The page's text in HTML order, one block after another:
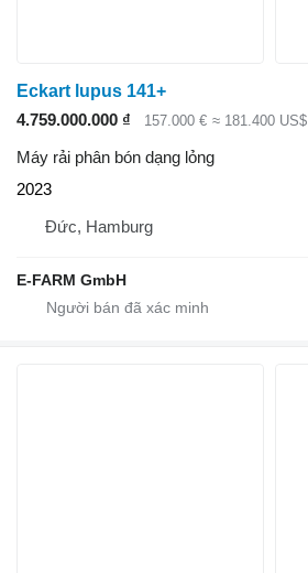
Eckart lupus 141+
4.759.000.000 ₫
157.000 € ≈ 181.400 US$
Máy rải phân bón dạng lỏng
2023
Đức, Hamburg
E-FARM GmbH